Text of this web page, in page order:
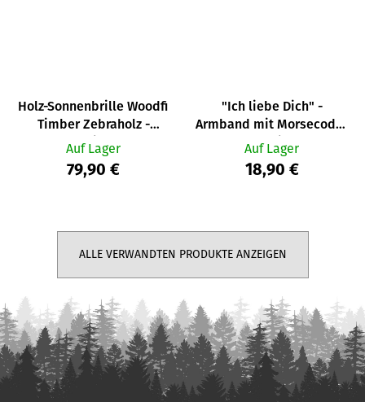
Holz-Sonnenbrille Woodfi
Timber Zebraholz -
verspiegelt
Auf Lager
79,90 €
"Ich liebe Dich" -
Armband mit Morsecode-
Nachricht
Auf Lager
18,90 €
ALLE VERWANDTEN PRODUKTE ANZEIGEN